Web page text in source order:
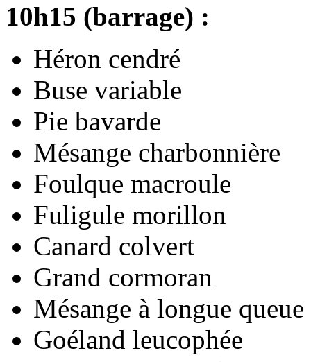
10h15 (barrage) :
Héron cendré
Buse variable
Pie bavarde
Mésange charbonnière
Foulque macroule
Fuligule morillon
Canard colvert
Grand cormoran
Mésange à longue queue
Goéland leucophée